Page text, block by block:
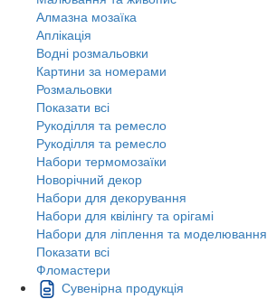
Алмазна мозаїка
Аплікація
Водні розмальовки
Картини за номерами
Розмальовки
Показати всі
Рукоділля та ремесло
Рукоділля та ремесло
Набори термомозаїки
Новорічний декор
Набори для декорування
Набори для квілінгу та орігамі
Набори для ліплення та моделювання
Показати всі
Фломастери
Сувенірна продукція